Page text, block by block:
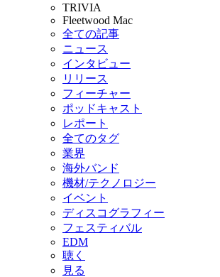
TRIVIA
Fleetwood Mac
全ての記事
ニュース
インタビュー
リリース
フィーチャー
ポッドキャスト
レポート
全てのタグ
業界
海外バンド
機材/テクノロジー
イベント
ディスコグラフィー
フェスティバル
EDM
聴く
見る